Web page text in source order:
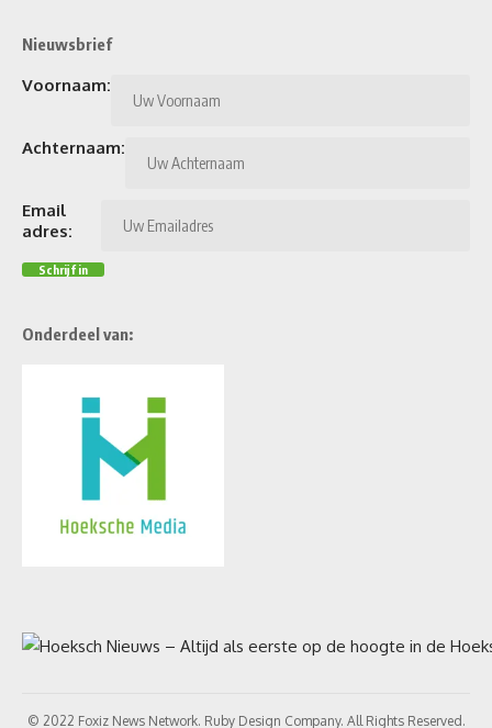
Nieuwsbrief
Voornaam:
Achternaam:
Email
adres:
Onderdeel van:
© 2022 Foxiz News Network. Ruby Design Company. All Rights Reserved.